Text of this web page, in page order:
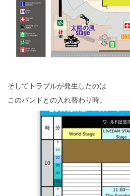
そしてトラブルが発生したのは
このバンドとの入れ替わり時。